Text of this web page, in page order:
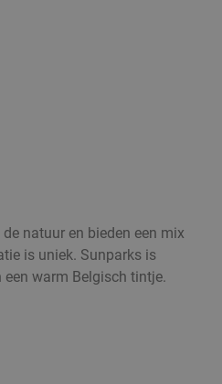
natuur en bieden een mix
is uniek. Sunparks is
een warm Belgisch tintje.